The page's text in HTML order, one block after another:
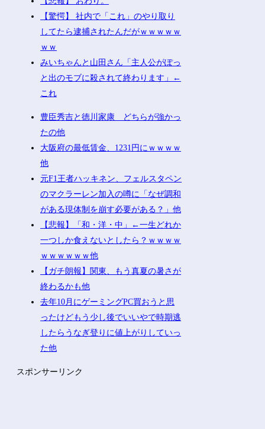
【驚愕】 社内で「これ」のやり取り
してたら逮捕されたんだがｗｗｗｗｗ
ｗｗ
みいちゃんと山田さん「主人公がぽっ
と出のモブに殺されて終わります」←
これ
豊臣秀吉と徳川家康 どちらが強かっ
たの他
大阪府の最低賃金、1231円にｗｗｗｗ
他
元F1王者ハッキネン、フェルスタペン
のマクラーレン加入の噂に「なぜ調和
がある現体制を崩す必要がある？」他
【悲報】「和・洋・中」←一生どれか
一つしか食えないとしたら？ｗｗｗｗ
ｗｗｗｗｗｗ他
【ガチ朗報】関東、もう真夏の暑さが
終わるかも他
去年10月にゲーミングPC買おうと思
ったけどもう少し後でいいやで時期逃
したらうなぎ登りに値上がりしていっ
た他
スポンサーリンク